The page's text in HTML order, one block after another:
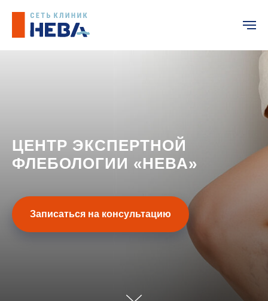
ЦЕНТР ЭКСПЕРТНОЙ
ФЛЕБОЛОГИИ «НЕВА»
Записаться на консультацию